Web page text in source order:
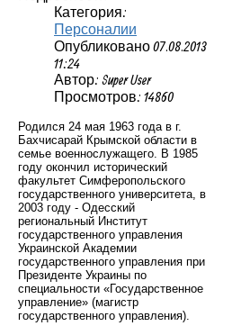
Категория:
Персоналии
Опубликовано 07.08.2013
11:24
Автор: Super User
Просмотров: 14860
Родился 24 мая 1963 года в г.
Бахчисарай Крымской области в
семье военнослужащего. В 1985
году окончил исторический
факультет Симферопольского
государственного университета, в
2003 году - Одесский
региональный Институт
государственного управления
Украинской Академии
государственного управления при
Президенте Украины по
специальности «Государственное
управление» (магистр
государственного управления).